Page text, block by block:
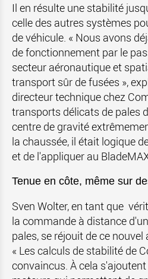
Il en résulte une stabilité
celle des autres systèmes
de véhicule. « Nous avons
de fonctionnement par le
secteur aéronautique et
transport sûr de fusées »,
directeur technique chez
transports délicats de pales
centre de gravité
la chaussée, il était logique
et de l'appliquer au
Tenue en côte, même sur
Sven Wolter, en tant que
la commande à distance
pales, se réjouit de ce
« Les calculs de stabilité de
convaincus. À cela